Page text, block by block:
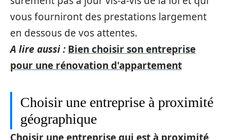
vous fourniront des prestations largement
en dessous de vos attentes.
A lire aussi : Bien choisir son entreprise
pour une rénovation d'appartement
Choisir une entreprise à proximité
géographique